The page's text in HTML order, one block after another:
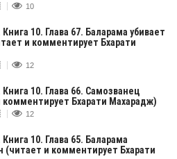
10
10. Глава 67. Баларама убивает
и комментирует Бхарати
12
10. Глава 66. Самозванец
комментирует Бхарати Махарадж)
12
10. Глава 65. Баларама
(читает и комментирует Бхарати